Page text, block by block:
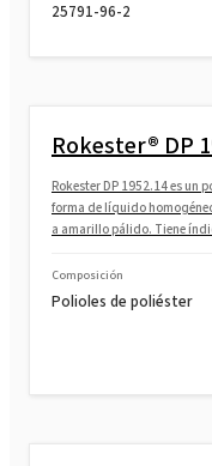
25791-96-2
Rokester® DP
Rokester DP 1952.14 es un
forma de líquido
a amarillo pálido. Tiene
Composición
Polioles de poliéster